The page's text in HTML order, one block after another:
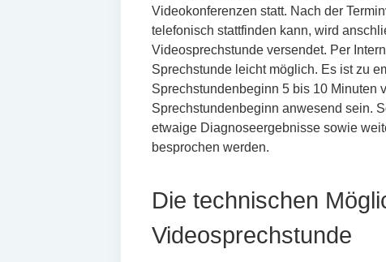
Videokonferenzen statt. Nach der
telefonisch stattfinden kann, wird
Videosprechstunde versendet. Per
Sprechstunde leicht möglich. Es ist zu
Sprechstundenbeginn 5 bis 10 Minuten
Sprechstundenbeginn anwesend sein.
etwaige Diagnoseergebnisse sowie
besprochen werden.
Die technischen
Videosprechstunde